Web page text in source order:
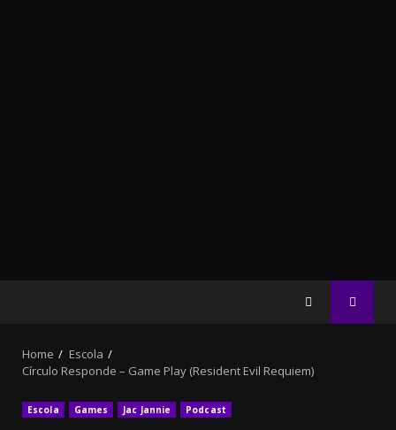
Home
Escola
Círculo Responde – Game Play (Resident Evil Requiem)
Escola Games Jac Jannie Podcast